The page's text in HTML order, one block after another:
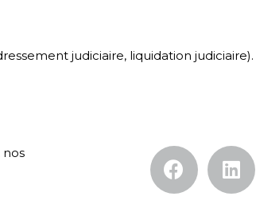
judiciaire, liquidation judiciaire).
nos